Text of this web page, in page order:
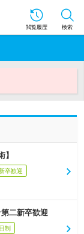
閲覧履歴 検索
卒歓迎
二新卒歓迎
制